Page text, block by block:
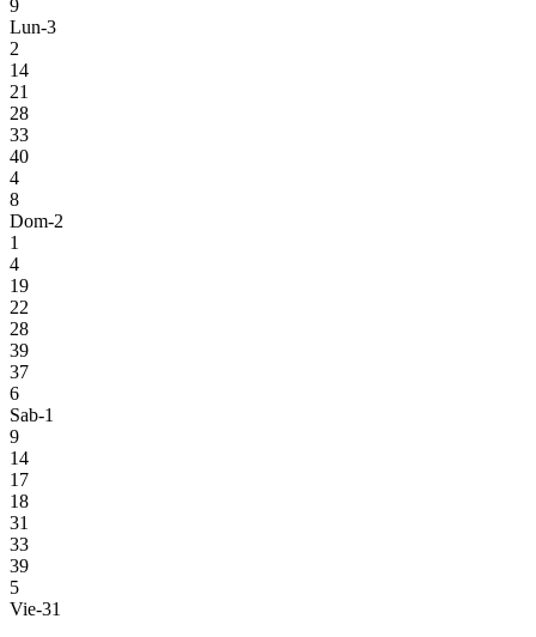
9
Lun-3
2
14
21
28
33
40
4
8
Dom-2
1
4
19
22
28
39
37
6
Sab-1
9
14
17
18
31
33
39
5
Vie-31